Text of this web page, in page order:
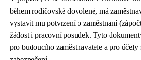
během rodičovské dovolené, má
vystavit mu potvrzení o zaměstnání
žádost i pracovní posudek. Tyto
pro budoucího zaměstnavatele a pro účely